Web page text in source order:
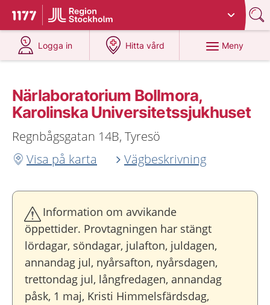
Till startsidan för 1177
Du har valt region
Logga in
på 1177.se
Hitta vård
på 1177.se
Meny
Närlaboratorium Bollmora,
Karolinska Universitetssjukhuset
Regnbågsgatan 14B, Tyresö
Visa på karta
Vägbeskrivning
Information om avvikande
öppettider. Provtagningen har stängt
lördagar, söndagar, julafton, juldagen,
annandag jul, nyårsafton, nyårsdagen,
trettondag jul, långfredagen, annandag
påsk, 1 maj, Kristi Himmelsfärdsdag,